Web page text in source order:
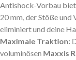
Antishock-Vorbau
20 mm, der Stöße
eliminiert und deine
Maximale Traktion:
voluminösen Maxxis